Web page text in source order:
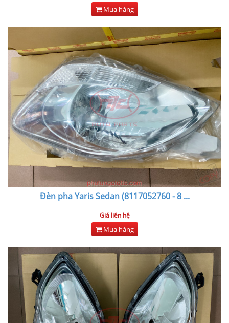
Mua hàng
Đèn pha Yaris Sedan (8117052760 - 8...
Giá liên hệ
Mua hàng